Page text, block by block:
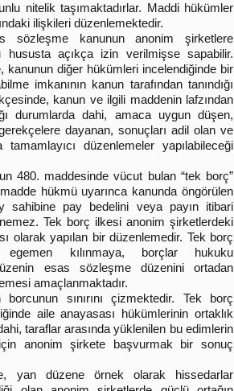
nitelik taşımaktadırlar. Maddi hükümler
ilişkileri düzenlemektedir.
sözleşme kanunun anonim şirketlere
açıkça izin verilmişse sapabilir.
kanunun diğer hükümleri incelendiğinde bir
imkanının kanun tarafından tanındığı
kanun ve ilgili maddenin lafzından
durumlarda dahi, amaca uygun düşen,
dayanan, sonuçları adil olan ve
düzenlemeler yapılabileceği
480. maddesinde vücut bulan “tek borç”
hükmü uyarınca kanunda öngörülen
sahibine pay bedelini veya payın itibari
Tek borç ilkesi anonim şirketlerdeki
olarak yapılan bir düzenlemedir. Tek borç
kılınmaya, borçlar hukuku
esas sözleşme düzenini ortadan
amaçlanmaktadır.
sınırını çizmektedir. Tek borç
aile anayasası hükümlerinin ortaklık
taraflar arasında yüklenilen bu edimlerin
anonim şirkete başvurmak bir sonuç
yan düzene örnek olarak hissedarlar